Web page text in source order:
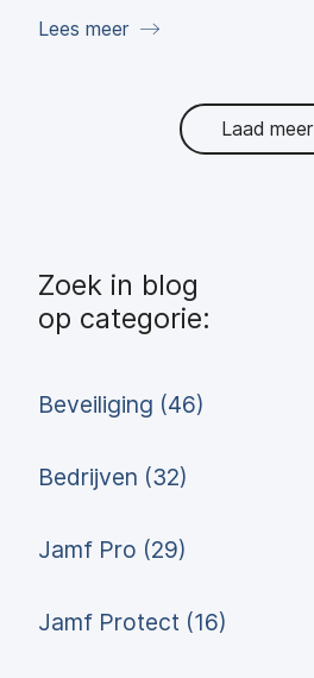
Lees meer
Laad meer
Zoek in blog
op categorie:
Beveiliging (46)
Bedrijven (32)
Jamf Pro (29)
Jamf Protect (16)